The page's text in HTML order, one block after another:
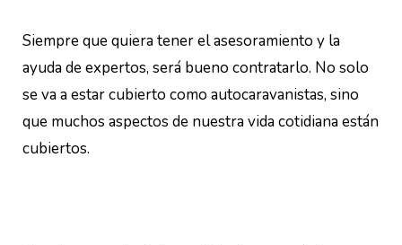
Siempre que quiera tener el asesoramiento y la
ayuda de expertos, será bueno contratarlo. No solo
se va a estar cubierto como autocaravanistas, sino
que muchos aspectos de nuestra vida cotidiana están
cubiertos.